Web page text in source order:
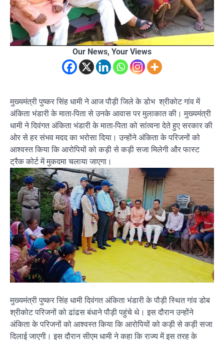
Our News, Your Views
मुख्यमंत्री पुष्कर सिंह धामी ने आज पौड़ी जिले के डोभ श्रीकोट गांव में
अंकिता भंडारी के माता-पिता से उनके आवास पर मुलाकात की। मुख्यमंत्री
धामी ने दिवंगत अंकिता भंडारी के माता-पिता को सांत्वना देते हुए सरकार की
ओर से हर संभव मदद का भरोसा दिया। उन्होंने अंकिता के परिजनों को
आश्वस्त किया कि आरोपियों को कड़ी से कड़ी सजा मिलेगी और फास्ट
ट्रैक कोर्ट में मुकदमा चलाया जाएगा।
मुख्यमंत्री पुष्कर सिंह धामी दिवंगत अंकिता भंडारी के पौड़ी स्थित गांव डोब
श्रीकोट परिजनों को ढांढस बंधाने पौड़ी पहुंचे थे। इस दौरान उन्होंने
अंकिता के परिजनों को आश्वस्त किया कि आरोपियों को कड़ी से कड़ी सजा
दिलाई जाएगी। इस दौरान सीएम धामी ने कहा कि राज्य में इस तरह के